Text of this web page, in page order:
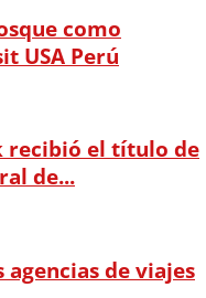
como
USA Perú
recibió el título de
de...
de viajes